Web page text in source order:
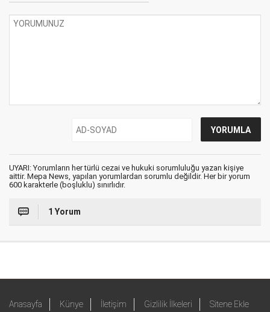
UYARI: Yorumların her türlü cezai ve hukuki sorumluluğu yazan kişiye
aittir. Mepa News, yapılan yorumlardan sorumlu değildir. Her bir yorum
600 karakterle (boşluklu) sınırlıdır.
1 Yorum
Anasayfa Künye İletişim Gizlilik İlkeleri Sitene Ekle